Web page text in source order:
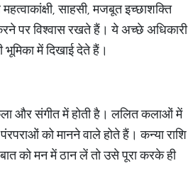
साहसी, मजबूत इच्छाशक्ति
पर विश्वास रखते हैं। ये अच्छे अधिकारी
में दिखाई देते हैं।
और संगीत में होती है। ललित कलाओं में
को मानने वाले होते हैं। कन्या राशि
को मन में ठान लें तो उसे पूरा करके ही